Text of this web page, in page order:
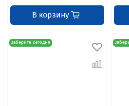
В корзину
Заберите сегодня